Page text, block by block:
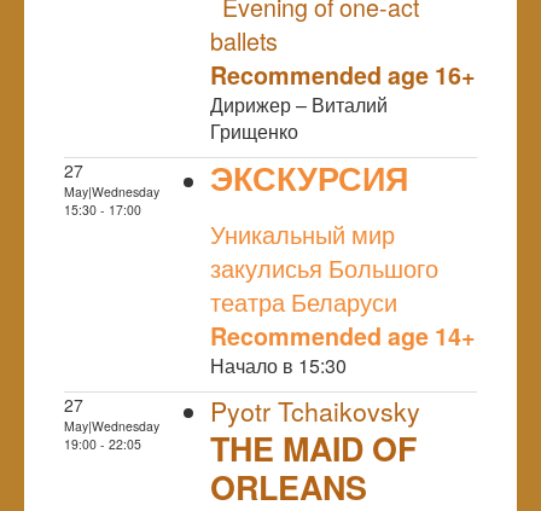
ballets
Recommended age 16+
Дирижер – Виталий
Грищенко
27
May|Wednesday
15:30 - 17:00
ЭКСКУРСИЯ
Уникальный мир
закулисья Большого
театра Беларуси
Recommended age 14+
Начало в 15:30
27
May|Wednesday
19:00 - 22:05
Pyotr Tchaikovsky
THE MAID OF
ORLEANS